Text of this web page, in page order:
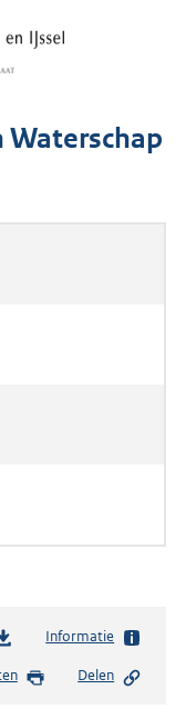
Waterschap
Informatie
Delen